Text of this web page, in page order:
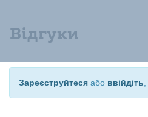
Відгуки
Зареєструйтеся або ввійдіть